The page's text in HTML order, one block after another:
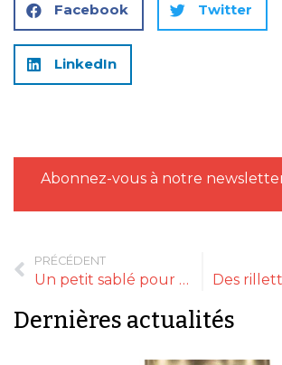
Facebook Twitter
LinkedIn
Abonnez-vous à notre
PRÉCÉDENT
Un petit sablé pour l’apéro par La Sablésienne
Dernières actualités